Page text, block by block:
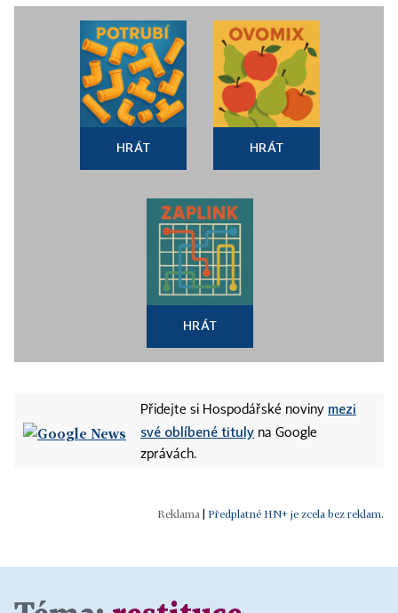
HRÁT HRÁT
HRÁT
Přidejte si Hospodářské noviny mezi
své oblíbené tituly na Google
zprávách.
Předplatné HN+ je zcela bez reklam.